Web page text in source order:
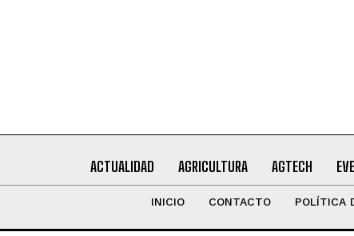
ACTUALIDAD AGRICULTURA AGTECH
INICIO CONTACTO POLÍTICA